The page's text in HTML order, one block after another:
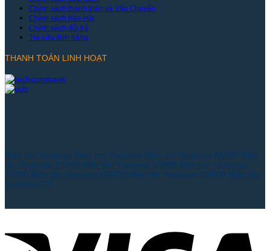
Chính sách thanh toán và Vận Chuyển
Chính sách bảo mật
Chính sách đổi trả
Tra cứu đơn hàng
THANH TOÁN LINH HOẠT
Biến tần Yaskawa Bien tan Yaskawa Biến tần Yaskawa A1000 Biến
tần Yaskawa E1000 Biến tần Yaskawa V1000 Biến tần Yaskawa
J1000 Biến tần Yaskawa GA700 Biến tần Yaskawa GA500 Biến tần
Yaskawa G7